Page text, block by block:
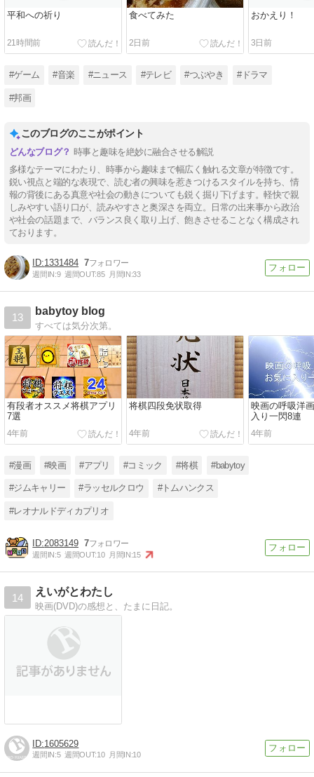
平和への祈り
21時間前
食べてみた
2日前
おかえり！
3日前
#ゲーム #音楽 #ニュース #テレビ #つぶやき #ドラマ
#邦画
このブログのここがポイント
時事と趣味を絶妙に融合させる解説
多様なテーマにわたり、時事から趣味まで幅広く触れる文章が特徴です。
鋭い視点と端的な表現で、読む者の興味を惹きつけるスタイルを持ち、情
報の背後にある真意や社会の動きについても鋭く掘り下げます。軽快で親
しみやすい語り口が、読みやすさと奥深さを両立。日常の出来事から政治
や社会の話題まで、バランス良く取り上げ、飽きさせることなく構成され
ております。
1331484 7
週間IN:9 週間OUT:85 月間IN:33
13
babytoy blog
すべては気分次第。
有段者オススメ将棋アプリ
7選
4年前
将棋四段免状取得
4年前
映画の呼吸洋
入り一閃8連
4年前
#漫画 #映画 #アプリ #コミック #将棋 #babytoy
#ジムキャリー #ラッセルクロウ #トムハンクス
#レオナルドディカプリオ
2083149 7
週間IN:5 週間OUT:10 月間IN:15
14
えいがとわたし
映画(DVD)の感想と、たまに日記。
1605629
週間IN:5 週間OUT:10 月間IN:10